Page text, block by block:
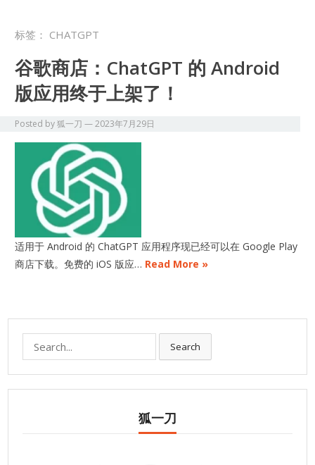
标签： CHATGPT
谷歌商店：ChatGPT 的 Android
版应用终于上架了！
Posted by狐一刀 —2023年7月29日
适用于 Android 的 ChatGPT 应用程序现已经可以在 Google Play
商店下载。免费的 iOS 版应… Read More »
Search
狐一刀